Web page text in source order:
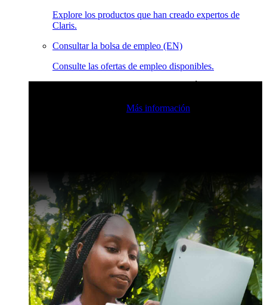
Explore los productos que han creado expertos de
Claris.
Consultar la bolsa de empleo (EN)
Consulte las ofertas de empleo disponibles.
Más información